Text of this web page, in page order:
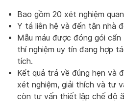
Bao gồm 20 xét nghiệm
Y tá liên hệ và đến tận nhà
Mẫu máu được đóng gói
thí nghiệm uy tín đang hợp
tích.
Kết quả trả về đúng hẹn và
xét nghiệm, giải thích và tư
còn tư vấn thiết lập chế độ